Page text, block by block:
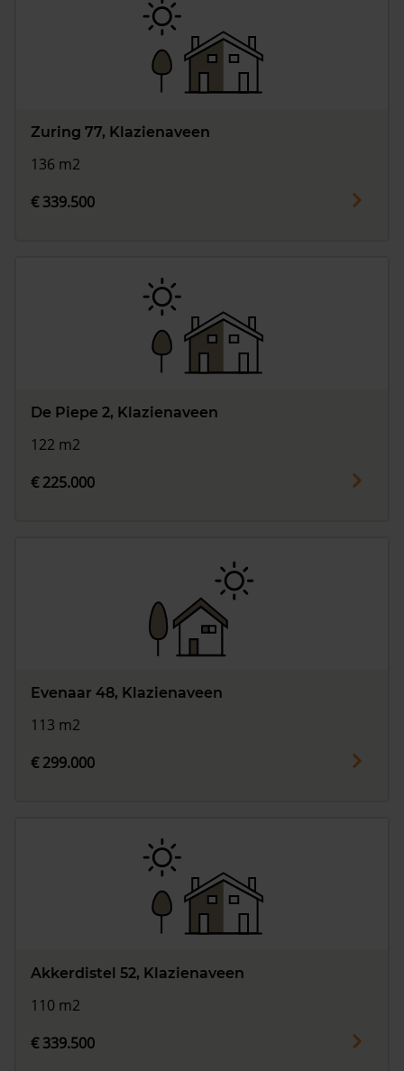
Zuring 77, Klazienaveen
136 m2
€ 339.500
De Piepe 2, Klazienaveen
122 m2
€ 225.000
Evenaar 48, Klazienaveen
113 m2
€ 299.000
Akkerdistel 52, Klazienaveen
110 m2
€ 339.500